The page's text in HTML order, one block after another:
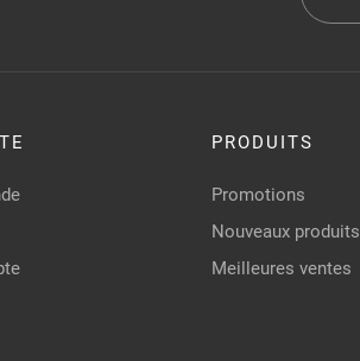
PRODUITS
Promotions
Nouveaux produits
Meilleures ventes